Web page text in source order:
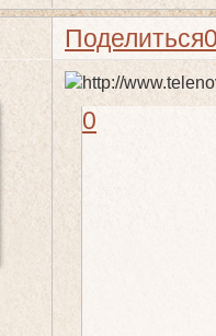
Поделиться
0